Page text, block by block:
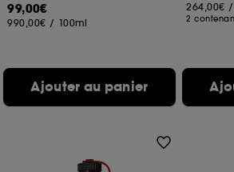
99,00€
990,00€ / 100ml
Ajouter au panier
264,00€ /
2